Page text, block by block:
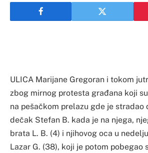
ULICA Marijane Gregoran i tokom
zbog mirnog protesta građana koji
na pešačkom prelazu gde je stradao
dečak Stefan B. kada je na njega,
brata L. B. (4) i njihovog oca u
Lazar G. (38), koji je potom pobegao